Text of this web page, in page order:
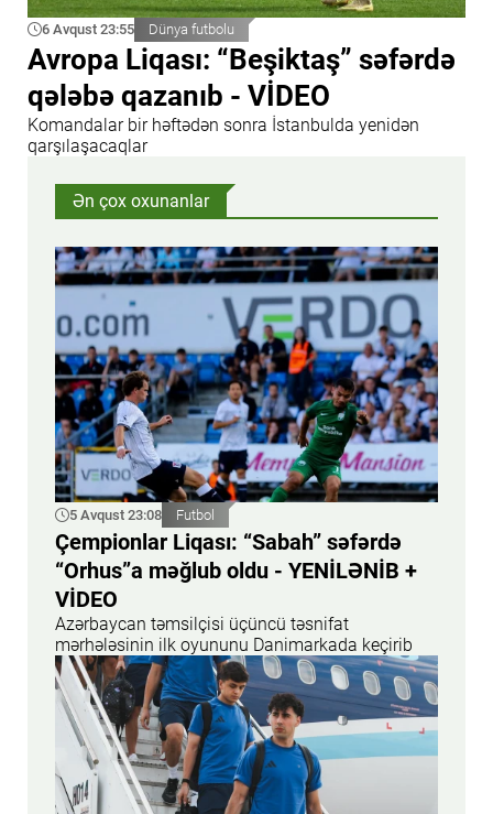
6 Avqust 23:55 Dünya futbolu
Avropa Liqası: “Beşiktaş” səfərdə
qələbə qazanıb - VİDEO
Komandalar bir həftədən sonra İstanbulda yenidən
qarşılaşacaqlar
Ən çox oxunanlar
5 Avqust 23:08 Futbol
Çempionlar Liqası: “Sabah” səfərdə
“Orhus”a məğlub oldu - YENİLƏNİB +
VİDEO
Azərbaycan təmsilçisi üçüncü təsnifat
mərhələsinin ilk oyununu Danimarkada keçirib